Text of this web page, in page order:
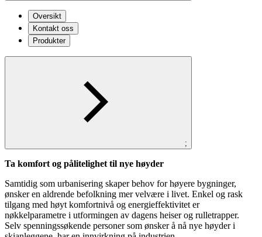
Oversikt
Kontakt oss
Produkter
;
Ta komfort og pålitelighet til nye høyder
Samtidig som urbanisering skaper behov for høyere bygninger,
ønsker en aldrende befolkning mer velvære i livet. Enkel og rask
tilgang med høyt komfortnivå og energieffektivitet er
nøkkelparametre i utformingen av dagens heiser og rulletrapper.
Selv spenningssøkende personer som ønsker å nå nye høyder i